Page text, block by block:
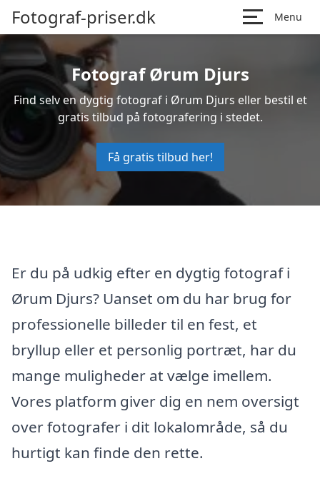
Fotograf-priser.dk Menu
Fotograf Ørum Djurs
Find selv en dygtig fotograf i Ørum Djurs eller bestil et
gratis tilbud på fotografering i stedet.
Få gratis tilbud her!
Er du på udkig efter en dygtig fotograf i
Ørum Djurs? Uanset om du har brug for
professionelle billeder til en fest, et
bryllup eller et personlig portræt, har du
mange muligheder at vælge imellem.
Vores platform giver dig en nem oversigt
over fotografer i dit lokalområde, så du
hurtigt kan finde den rette.